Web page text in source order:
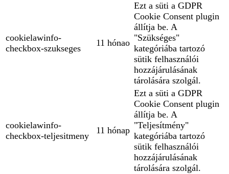
cookielawinfo-
checkbox-szukseges
11 hónao
Ezt a süti a GDPR
Cookie Consent plugin
állítja be. A
"Szükséges"
kategóriába tartozó
sütik felhasználói
hozzájárulásának
tárolására szolgál.
cookielawinfo-
checkbox-teljesitmeny
11 hónap
Ezt a süti a GDPR
Cookie Consent plugin
állítja be. A
"Teljesítmény"
kategóriába tartozó
sütik felhasználói
hozzájárulásának
tárolására szolgál.